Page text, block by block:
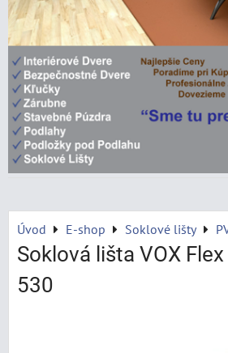
Úvod E-shop Soklové lišty
Soklová lišta VOX
530